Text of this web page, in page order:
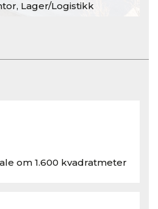
Lager/Logistikk
om 1.600 kvadratmeter